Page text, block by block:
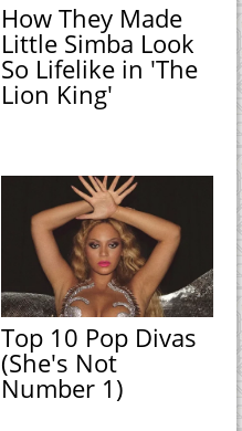
How They Made
Little Simba Look
So Lifelike in 'The
Lion King'
Top 10 Pop Divas
(She's Not
Number 1)